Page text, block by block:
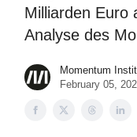
Milliarden Euro
Analyse des
Momentum
February 05,